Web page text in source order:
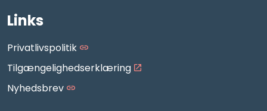
Links
Privatlivspolitik
Tilgængelighedserklæring
Nyhedsbrev